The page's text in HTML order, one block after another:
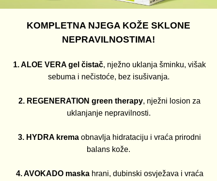
KOMPLETNA NJEGA KOŽE SKLONE
NEPRAVILNOSTIMA!
1. ALOE VERA gel čistač, nježno uklanja šminku, višak
sebuma i nečistoće, bez isušivanja.
2. REGENERATION green therapy, nježni losion za
uklanjanje nepravilnosti.
3. HYDRA krema obnavlja hidrataciju i vraća prirodni
balans kože.
4. AVOKADO maska hrani, dubinski osvježava i vraća